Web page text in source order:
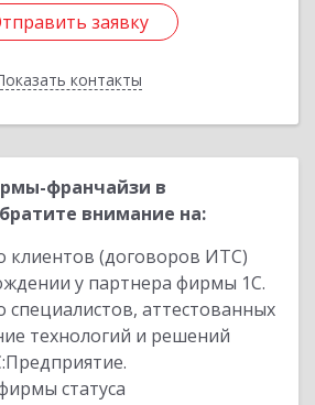
заявку
контакты
заявку
Назад
франчайзи в
внимание на:
клиентов (договоров ИТС)
у партнера фирмы 1С.
специалистов, аттестованных
технологий и решений
статуса